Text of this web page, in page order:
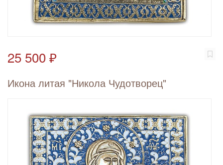
25 500 ₽
Икона литая "Никола Чудотворец"